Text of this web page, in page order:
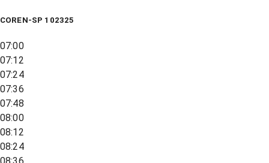
COREN-SP 102325
07:00
07:12
07:24
07:36
07:48
08:00
08:12
08:24